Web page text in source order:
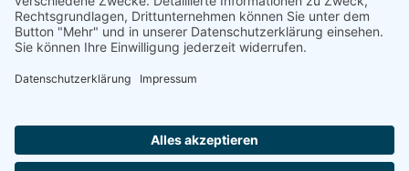
© 2026D&TS GmbH. All rights reserved.